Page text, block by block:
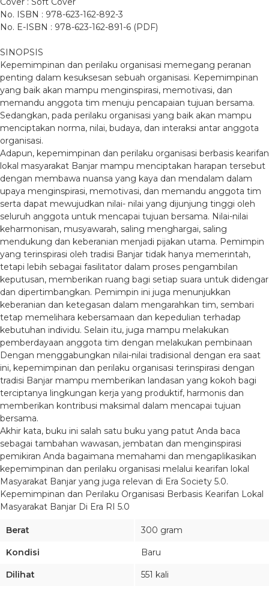
No. ISBN : 978-623-162-892-3
No. E-ISBN : 978-623-162-891-6 (PDF)
SINOPSIS
Kepemimpinan dan perilaku organisasi memegang peranan
penting dalam kesuksesan sebuah organisasi. Kepemimpinan
yang baik akan mampu menginspirasi, memotivasi, dan
memandu anggota tim menuju pencapaian tujuan bersama.
Sedangkan, pada perilaku organisasi yang baik akan mampu
menciptakan norma, nilai, budaya, dan interaksi antar anggota
organisasi.
Adapun, kepemimpinan dan perilaku organisasi berbasis kearifan
lokal masyarakat Banjar mampu menciptakan harapan tersebut
dengan membawa nuansa yang kaya dan mendalam dalam
upaya menginspirasi, memotivasi, dan memandu anggota tim
serta dapat mewujudkan nilai- nilai yang dijunjung tinggi oleh
seluruh anggota untuk mencapai tujuan bersama. Nilai-nilai
keharmonisan, musyawarah, saling menghargai, saling
mendukung dan keberanian menjadi pijakan utama. Pemimpin
yang terinspirasi oleh tradisi Banjar tidak hanya memerintah,
tetapi lebih sebagai fasilitator dalam proses pengambilan
keputusan, memberikan ruang bagi setiap suara untuk didengar
dan dipertimbangkan. Pemimpin ini juga menunjukkan
keberanian dan ketegasan dalam mengarahkan tim, sembari
tetap memelihara kebersamaan dan kepedulian terhadap
kebutuhan individu. Selain itu, juga mampu melakukan
pemberdayaan anggota tim dengan melakukan pembinaan
Dengan menggabungkan nilai-nilai tradisional dengan era saat
ini, kepemimpinan dan perilaku organisasi terinspirasi dengan
tradisi Banjar mampu memberikan landasan yang kokoh bagi
terciptanya lingkungan kerja yang produktif, harmonis dan
memberikan kontribusi maksimal dalam mencapai tujuan
bersama.
Akhir kata, buku ini salah satu buku yang patut Anda baca
sebagai tambahan wawasan, jembatan dan menginspirasi
pemikiran Anda bagaimana memahami dan mengaplikasikan
kepemimpinan dan perilaku organisasi melalui kearifan lokal
Masyarakat Banjar yang juga relevan di Era Society 5.0.
Kepemimpinan dan Perilaku Organisasi Berbasis Kearifan Lokal
Masyarakat Banjar Di Era RI 5.0
Berat 300 gram
Kondisi Baru
Dilihat 551 kali